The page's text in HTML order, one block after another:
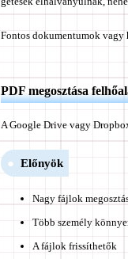
Fontos dokumentumok vagy
PDF megosztása
A Google Drive vagy
Előnyök
Nagy fájlok
Több személy
A fájlok frissíthetők